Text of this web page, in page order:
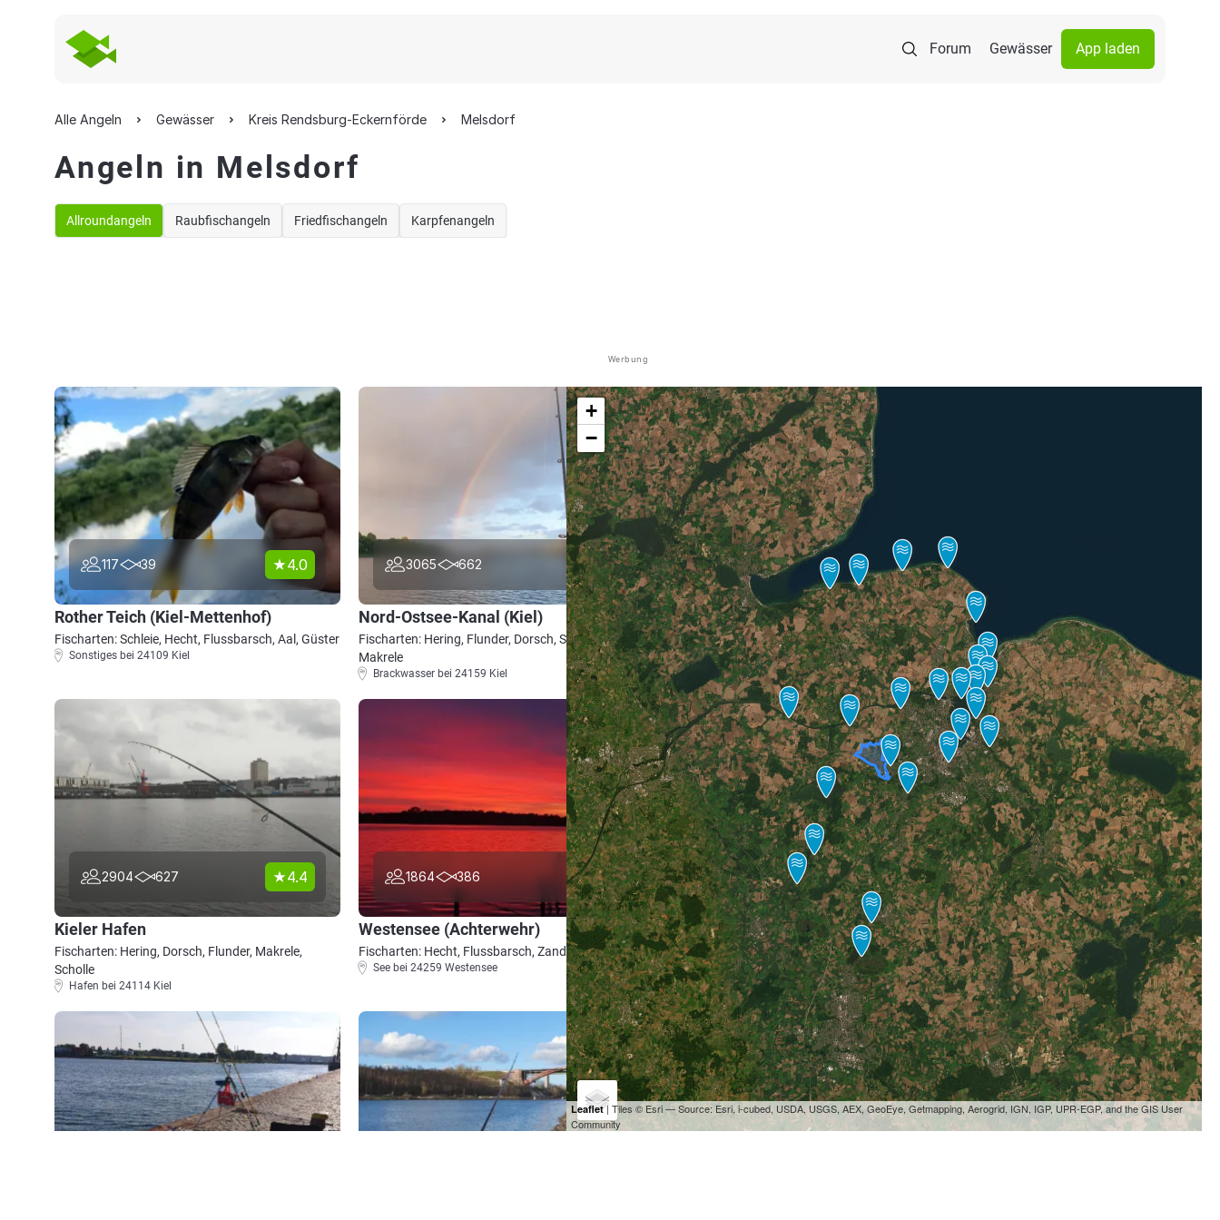
Forum Gewässer App laden
Alle Angeln Gewässer Kreis Rendsburg-Eckernförde Melsdorf
Angeln in Melsdorf
Allroundangeln Raubfischangeln Friedfischangeln Karpfenangeln
Werbung
117 39 4.0
Rother Teich (Kiel-Mettenhof)
Fischarten: Schleie, Hecht, Flussbarsch, Aal, Güster
Sonstiges bei 24109 Kiel
3065 662 4.7
Nord-Ostsee-Kanal (Kiel)
Fischarten: Hering, Flunder, Dorsch, Scholle,
Makrele
Brackwasser bei 24159 Kiel
2904 627 4.4
Kieler Hafen
Fischarten: Hering, Dorsch, Flunder, Makrele,
Scholle
Hafen bei 24114 Kiel
1864 386 4.5
Westensee (Achterwehr)
Fischarten: Hecht, Flussbarsch, Zander, Schleie, Aal
See bei 24259 Westensee
+
−
Leaflet| Tiles © Esri — Source: Esri, i-cubed, USDA, USGS, AEX, GeoEye, Getmapping, Aerogrid, IGN, IGP, UPR-EGP, and the GIS User
Community